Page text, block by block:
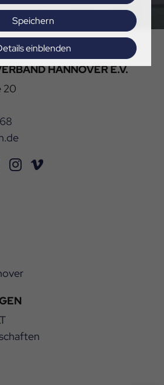
Speichern
einblenden
|Datenschutz
HANNOVER E.V.
20